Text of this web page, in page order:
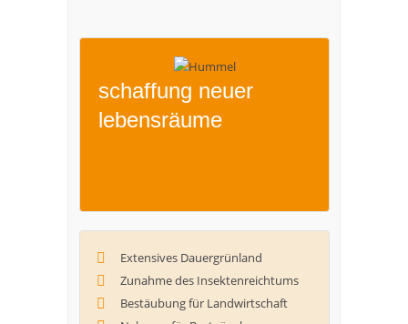
schaffung neuer
lebensräume
Extensives Dauergrünland
Zunahme des Insektenreichtums
Bestäubung für Landwirtschaft